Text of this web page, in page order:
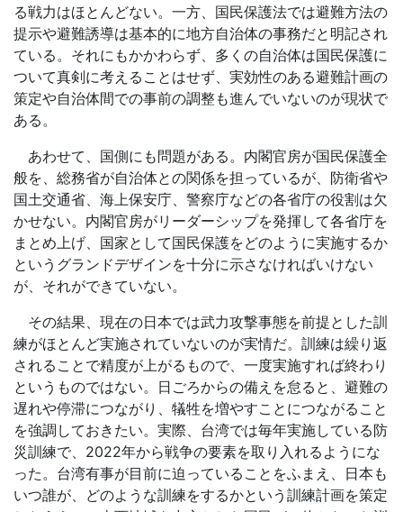
る戦力はほとんどない。一方、国民保護法では避難方法の
提示や避難誘導は基本的に地方自治体の事務だと明記され
ている。それにもかかわらず、多くの自治体は国民保護に
ついて真剣に考えることはせず、実効性のある避難計画の
策定や自治体間での事前の調整も進んでいないのが現状で
ある。
あわせて、国側にも問題がある。内閣官房が国民保護全
般を、総務省が自治体との関係を担っているが、防衛省や
国土交通省、海上保安庁、警察庁などの各省庁の役割は欠
かせない。内閣官房がリーダーシップを発揮して各省庁を
まとめ上げ、国家として国民保護をどのように実施するか
というグランドデザインを十分に示さなければいけない
が、それができていない。
その結果、現在の日本では武力攻撃事態を前提とした訓
練がほとんど実施されていないのが実情だ。訓練は繰り返
されることで精度が上がるもので、一度実施すれば終わり
というものではない。日ごろからの備えを怠ると、避難の
遅れや停滞につながり、犠牲を増やすことにつながること
を強調しておきたい。実際、台湾では毎年実施している防
災訓練で、 2022年から戦争の要素を取り入れるようにな
った。台湾有事が目前に迫っていることをふまえ、日本も
いつ誰が、どのような訓練をするかという訓練計画を策定